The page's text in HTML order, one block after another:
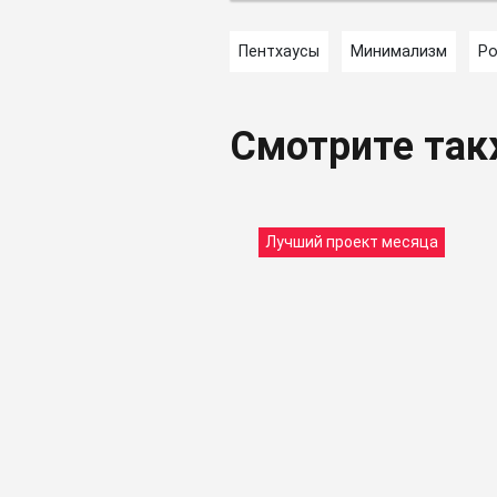
Пентхаусы Минимализм
Смотрите
Лучший проект месяца